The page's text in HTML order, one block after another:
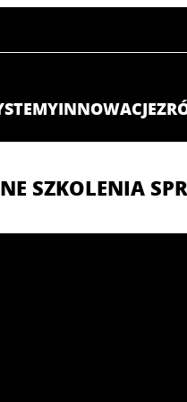
INNOWACJE
SZKOLENIA